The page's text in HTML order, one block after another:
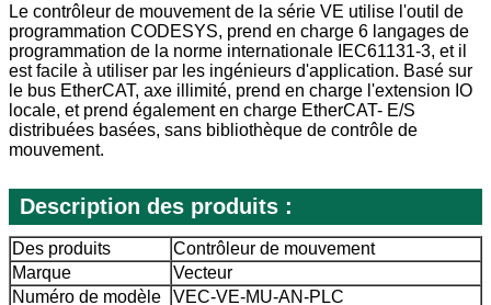
Le contrôleur de mouvement de la série VE utilise l'outil de
programmation CODESYS, prend en charge 6 langages de
programmation de la norme internationale IEC61131-3, et il
est facile à utiliser par les ingénieurs d'application. Basé sur
le bus EtherCAT, axe illimité, prend en charge l'extension IO
locale, et prend également en charge EtherCAT- E/S
distribuées basées, sans bibliothèque de contrôle de
mouvement.
Description des produits :
Des produits
Contrôleur de mouvement
Marque
Vecteur
Numéro de modèle
VEC-VE-MU-AN-PLC